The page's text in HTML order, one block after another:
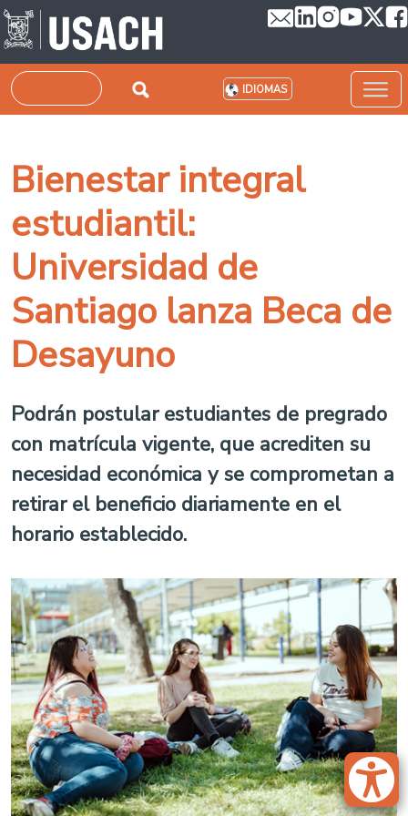
Pasar al contenido principal
Buscar IDIOMAS
Bienestar integral
estudiantil:
Universidad de
Santiago lanza Beca de
Desayuno
Podrán postular estudiantes de pregrado
con matrícula vigente, que acrediten su
necesidad económica y se comprometan a
retirar el beneficio diariamente en el
horario establecido.